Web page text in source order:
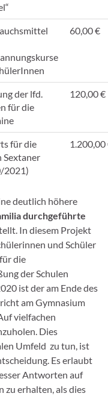
60,00 €
der lfd.
für die
120,00 €
für die
Sextaner
2021)
1.200,00
deutlich höhere
durchgeführte
In diesem Projekt
und Schüler
die
der Schulen
ist der am Ende des
am Gymnasium
vielfachen
Dies
Umfeld zu tun, ist
Es erlaubt
Antworten auf
zu erhalten, als dies